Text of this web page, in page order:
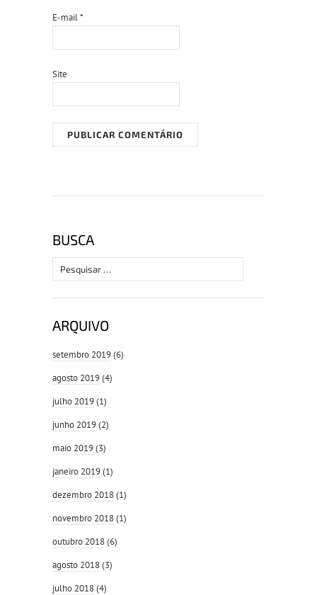
E-mail*
Site
BUSCA
Pesquisar
por:
ARQUIVO
setembro 2019(6)
agosto 2019(4)
julho 2019(1)
junho 2019(2)
maio 2019(3)
janeiro 2019(1)
dezembro 2018(1)
novembro 2018(1)
outubro 2018(6)
agosto 2018(3)
julho 2018(4)